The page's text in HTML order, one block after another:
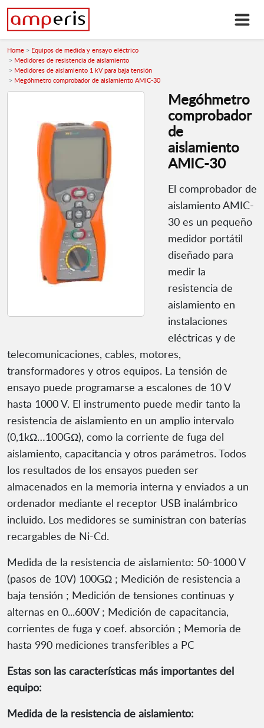
Home
Equipos de medida y ensayo eléctrico
Medidores de resistencia de aislamiento
Medidores de aislamiento 1 kV para baja tensión
Megóhmetro comprobador de aislamiento AMIC-30
Megóhmetro
comprobador
de
aislamiento
AMIC-30
El comprobador de
aislamiento AMIC-
30 es un pequeño
medidor portátil
diseñado para
medir la
resistencia de
aislamiento en
instalaciones
eléctricas y de
telecomunicaciones, cables, motores,
transformadores y otros equipos. La tensión de
ensayo puede programarse a escalones de 10 V
hasta 1000 V. El instrumento puede medir tanto la
resistencia de aislamiento en un amplio intervalo
(0,1kΩ…100GΩ), como la corriente de fuga del
aislamiento, capacitancia y otros parámetros. Todos
los resultados de los ensayos pueden ser
almacenados en la memoria interna y enviados a un
ordenador mediante el receptor USB inalámbrico
incluido. Los medidores se suministran con baterías
recargables de Ni-Cd.
Medida de la resistencia de aislamiento: 50-1000 V
(pasos de 10V) 100GΩ ; Medición de resistencia a
baja tensión ; Medición de tensiones continuas y
alternas en 0...600V ; Medición de capacitancia,
corrientes de fuga y coef. absorción ; Memoria de
hasta 990 mediciones transferibles a PC
Estas son las características más importantes del
equipo:
Medida de la resistencia de aislamiento: